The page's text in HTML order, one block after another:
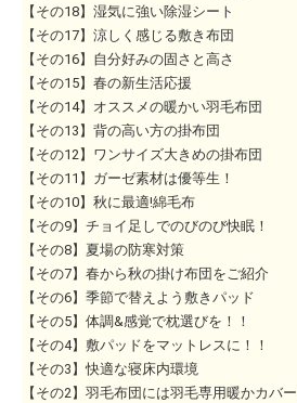
【その18】湿気に強い除湿シート
【その17】涼しく感じる敷き布団
【その16】自分好みの固さと高さ
【その15】春の新生活応援
【その14】オススメの暖かい羽毛布団
【その13】背の高い方の掛布団
【その12】ワンサイズ大きめの掛布団
【その11】ガーゼ素材は優等生！
【その10】秋に最適!綿毛布
【その9】チョイ足しでのびのび快眠！
【その8】夏場の防寒対策
【その7】春から秋の掛け布団をご紹介
【その6】季節で替えよう敷きパッド
【その5】体調&感覚で枕選びを！！
【その4】敷パッドをマットレスに！！
【その3】快適な寝床内環境
【その2】羽毛布団には羽毛専用暖かカバー